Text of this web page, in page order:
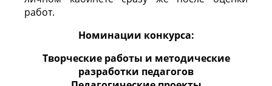
работ.
Номинации конкурса:
Творческие работы и методические
разработки педагогов